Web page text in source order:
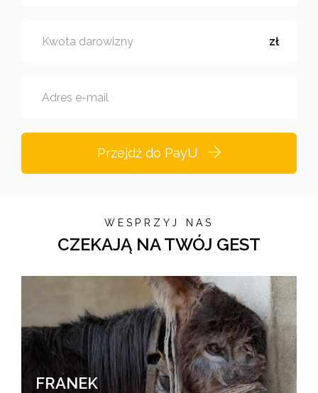
Kwota darowizny zł
Adres e-mail
Przejdź do PayU
WESPRZYJ NAS
CZEKAJĄ NA TWÓJ GEST
FRANEK